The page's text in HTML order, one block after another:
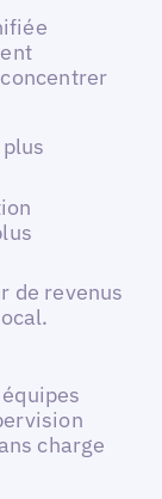
de revenus
charge